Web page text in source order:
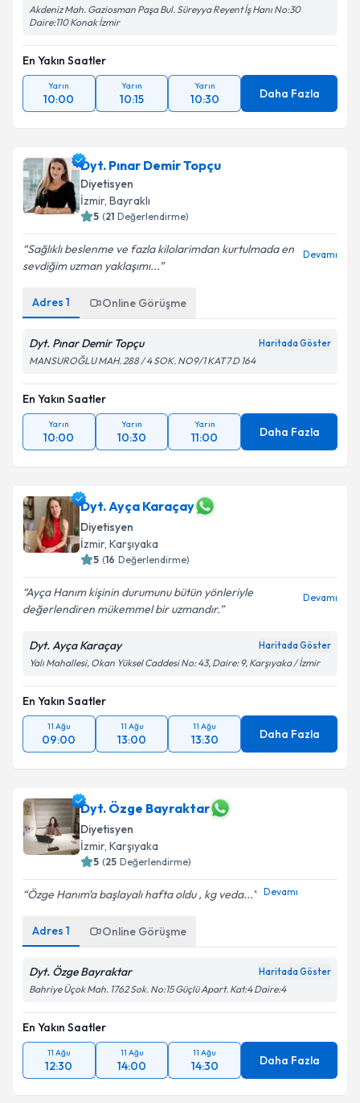
Akdeniz Mah. Gaziosman Paşa Bul. Süreyya Reyent İş Hanı No:30
Daire:110 Konak İzmir
En Yakın Saatler
Yarın
10:00
Yarın
10:15
Yarın
10:30 Daha Fazla
Dyt. Pınar Demir Topçu
Diyetisyen
İzmir, Bayraklı
5 (21 Değerlendirme)
Sağlıklı beslenme ve fazla kilolarimdan kurtulmada en
sevdiğim uzman yaklaşımı...
Devamı
Adres 1 Online Görüşme
Dyt. Pınar Demir Topçu Haritada Göster
MANSUROĞLU MAH. 288 / 4 SOK. NO9/1 KAT7 D 164
En Yakın Saatler
Yarın
10:00
Yarın
10:30
Yarın
11:00 Daha Fazla
Dyt. Ayça Karaçay
Diyetisyen
İzmir, Karşıyaka
5 (16 Değerlendirme)
Ayça Hanım kişinin durumunu bütün yönleriyle
değerlendiren mükemmel bir uzmandır.
Devamı
Dyt. Ayça Karaçay Haritada Göster
Yalı Mahallesi, Okan Yüksel Caddesi No: 43, Daire: 9, Karşıyaka / İzmir
En Yakın Saatler
11 Ağu
09:00
11 Ağu
13:00
11 Ağu
13:30 Daha Fazla
Dyt. Özge Bayraktar
Diyetisyen
İzmir, Karşıyaka
5 (25 Değerlendirme)
Özge Hanım'a başlayalı hafta oldu , kg veda... Devamı
Adres 1 Online Görüşme
Dyt. Özge Bayraktar Haritada Göster
Bahriye Üçok Mah. 1762 Sok. No:15 Güçlü Apart. Kat:4 Daire:4
En Yakın Saatler
11 Ağu
12:30
11 Ağu
14:00
11 Ağu
14:30 Daha Fazla